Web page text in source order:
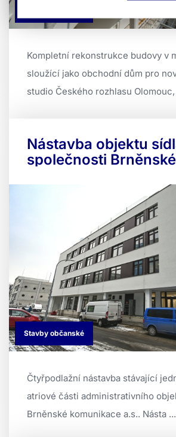
Kompletní rekonstrukce budovy v
sloužící jako obchodní dům pro
studio Českého rozhlasu Olomouc,
Nástavba objektu
společnosti Brněnské
Stavby občanské
Čtyřpodlažní nástavba stávající
atriové části administrativního
Brněnské komunikace a.s.. Násta ...